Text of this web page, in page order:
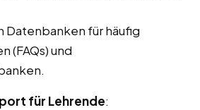
Datenbanken für häufig
(FAQs) und
für Lehrende: